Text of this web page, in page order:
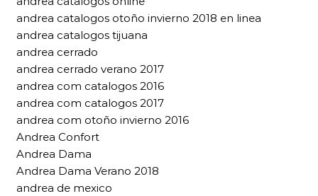
andrea catalogos otoño invierno 2018 en linea
andrea catalogos tijuana
andrea cerrado
andrea cerrado verano 2017
andrea com catalogos 2016
andrea com catalogos 2017
andrea com otoño invierno 2016
Andrea Confort
Andrea Dama
Andrea Dama Verano 2018
andrea de mexico